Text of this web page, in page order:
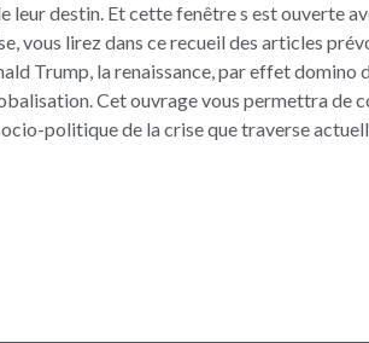
leur destin. Et cette fenêtre s est ouverte
vous lirez dans ce recueil des articles
Trump, la renaissance, par effet domino
Cet ouvrage vous permettra de
politique de la crise que traverse